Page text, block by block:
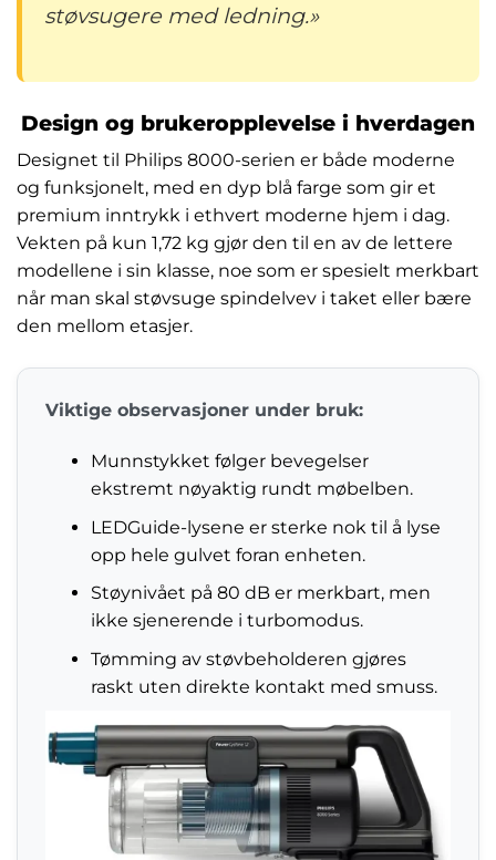
støvsugere med ledning.»
Design og brukeropplevelse i hverdagen
Designet til Philips 8000-serien er både moderne
og funksjonelt, med en dyp blå farge som gir et
premium inntrykk i ethvert moderne hjem i dag.
Vekten på kun 1,72 kg gjør den til en av de lettere
modellene i sin klasse, noe som er spesielt merkbart
når man skal støvsuge spindelvev i taket eller bære
den mellom etasjer.
Viktige observasjoner under bruk:
Munnstykket følger bevegelser
ekstremt nøyaktig rundt møbelben.
LEDGuide-lysene er sterke nok til å lyse
opp hele gulvet foran enheten.
Støynivået på 80 dB er merkbart, men
ikke sjenerende i turbomodus.
Tømming av støvbeholderen gjøres
raskt uten direkte kontakt med smuss.